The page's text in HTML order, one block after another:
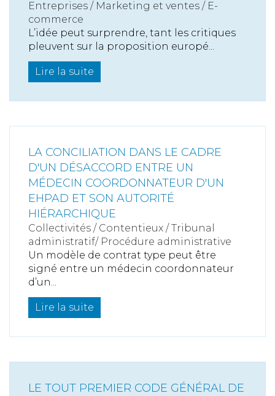
Entreprises / Marketing et ventes / E-
commerce
L’idée peut surprendre, tant les critiques
pleuvent sur la proposition europé...
Lire la suite
LA CONCILIATION DANS LE CADRE
D'UN DÉSACCORD ENTRE UN
MÉDECIN COORDONNATEUR D'UN
EHPAD ET SON AUTORITÉ
HIÉRARCHIQUE
Collectivités / Contentieux / Tribunal
administratif/ Procédure administrative
Un modèle de contrat type peut être
signé entre un médecin coordonnateur
d’un...
Lire la suite
LE TOUT PREMIER CODE GÉNÉRAL DE